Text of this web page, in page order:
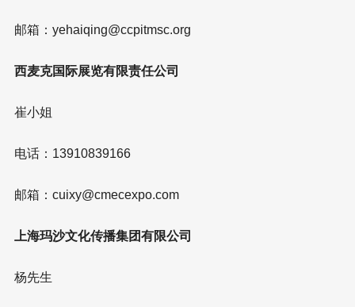
邮箱：yehaiqing@ccpitmsc.org
西麦克国际展览有限责任公司
崔小姐
电话：13910839166
邮箱：cuixy@cmecexpo.com
上海玛沙文化传播集团有限公司
杨先生